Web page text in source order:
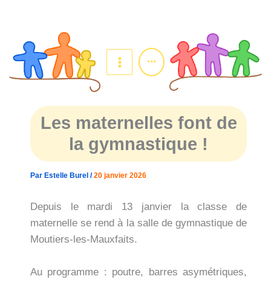
...
Les maternelles font de
la gymnastique !
Par Estelle Burel /20 janvier 2026
Depuis le mardi 13 janvier la classe de
maternelle se rend à la salle de gymnastique de
Moutiers-les-Mauxfaits.
Au programme : poutre, barres asymétriques,